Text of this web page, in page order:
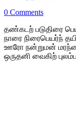
0 Comments
தண்கடற் படுதிரை
நாரை நிரைபெயர்ந்
ஊரோ நன்றுமன்
ஒருதனி வைகிற்